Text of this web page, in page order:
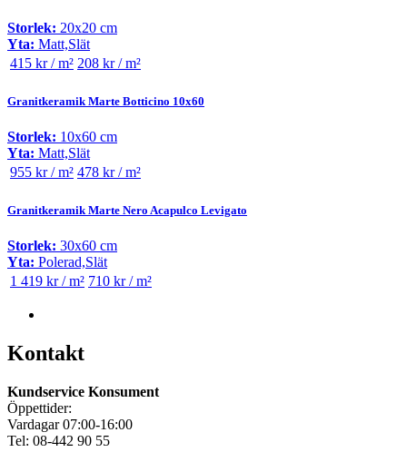
Storlek: 20x20 cm
Yta: Matt,Slät
415 kr / m² 208 kr / m²
Granitkeramik Marte Botticino 10x60
Storlek: 10x60 cm
Yta: Matt,Slät
955 kr / m² 478 kr / m²
Granitkeramik Marte Nero Acapulco Levigato
Storlek: 30x60 cm
Yta: Polerad,Slät
1 419 kr / m² 710 kr / m²
Kontakt
Kundservice Konsument
Öppettider:
Vardagar 07:00-16:00
Tel: 08-442 90 55